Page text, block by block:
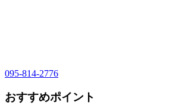
095-814-2776
おすすめポイント